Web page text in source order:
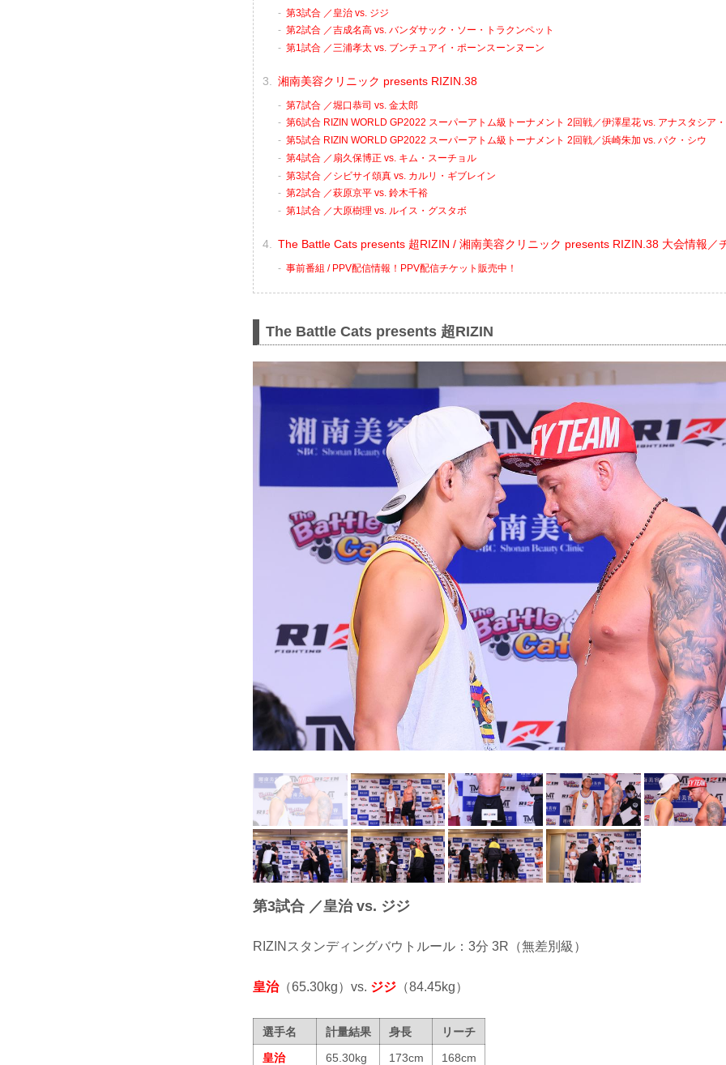
第3試合 ／皇治 vs. ジジ
第2試合 ／吉成名高 vs. バンダサック・ソー・トラクンペット
第1試合 ／三浦孝太 vs. ブンチュアイ・ポーンスーンヌーン
湘南美容クリニック presents RIZIN.38
第7試合 ／堀口恭司 vs. 金太郎
第6試合 RIZIN WORLD GP2022 スーパーアトム級トーナメント 2回戦／伊澤星花 vs. アナスタシア
第5試合 RIZIN WORLD GP2022 スーパーアトム級トーナメント 2回戦／浜崎朱加 vs. パク・シウ
第4試合 ／扇久保博正 vs. キム・スーチョル
第3試合 ／シビサイ頌真 vs. カルリ・ギブレイン
第2試合 ／萩原京平 vs. 鈴木千裕
第1試合 ／大原樹理 vs. ルイス・グスタボ
The Battle Cats presents 超RIZIN / 湘南美容クリニック presents RIZIN.38 大会情報／
事前番組 / PPV配信情報！PPV配信チケット販売中！
The Battle Cats presents 超RIZIN
第3試合 ／皇治 vs. ジジ
RIZINスタンディングバウトルール：3分 3R（無差別級）
皇治（65.30kg）vs. ジジ （84.45kg）
選手名 計量結果 身長
リーチ
皇治
65.30kg 173cm
168cm